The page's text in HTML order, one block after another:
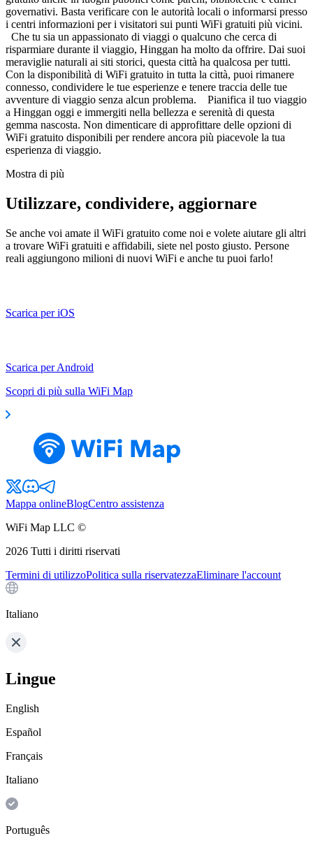
governativi. Basta verificare con le autorità locali o informarsi presso
i centri informazioni per i visitatori sui punti WiFi gratuiti più vicini.
Che tu sia un appassionato di viaggi o qualcuno che cerca di
risparmiare durante il viaggio, Hinggan ha molto da offrire. Dai suoi
meraviglie naturali ai siti storici, questa città ha qualcosa per tutti.
Con la disponibilità di WiFi gratuito in tutta la città, puoi rimanere
connesso, condividere le tue esperienze e tenere traccia delle tue
avventure di viaggio senza alcun problema. Pianifica il tuo viaggio
a Hinggan oggi e immergiti nella bellezza e serenità di questa
gemma nascosta. Non dimenticare di approfittare delle opzioni di
WiFi gratuito disponibili per rendere ancora più piacevole la tua
esperienza di viaggio.
Mostra di più
Utilizzare, condividere, aggiornare
Se anche voi amate il WiFi gratuito come noi e volete aiutare gli altri
a trovare WiFi gratuiti e affidabili, siete nel posto giusto. Persone
reali aggiungono milioni di nuovi WiFi e anche tu puoi farlo!
Scarica per iOS
Scarica per Android
Scopri di più sulla WiFi Map
Mappa onlineBlogCentro assistenza
WiFi Map LLC ©
2026 Tutti i diritti riservati
Termini di utilizzoPolitica sulla riservatezzaEliminare l'account
Italiano
Lingue
English
Español
Français
Italiano
Português